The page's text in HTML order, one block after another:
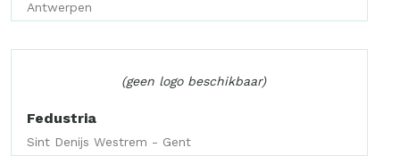
Antwerpen
(geen logo beschikbaar)
Fedustria
Sint Denijs Westrem - Gent